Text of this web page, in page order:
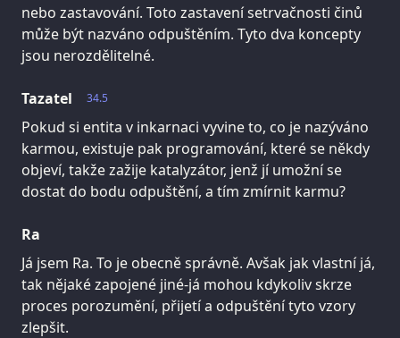
nebo zastavování. Toto zastavení setrvačnosti činů
může být nazváno odpuštěním. Tyto dva koncepty
jsou nerozdělitelné.
34.5
Tazatel
Pokud si entita v inkarnaci vyvine to, co je nazýváno
karmou, existuje pak programování, které se někdy
objeví, takže zažije katalyzátor, jenž jí umožní se
dostat do bodu odpuštění, a tím zmírnit karmu?
Ra
Já jsem Ra. To je obecně správně. Avšak jak vlastní já,
tak nějaké zapojené jiné-já mohou kdykoliv skrze
proces porozumění, přijetí a odpuštění tyto vzory
zlepšit.